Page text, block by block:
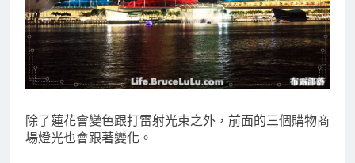
除了蓮花會變色跟打雷射光束之外，前面的三個購物商
場燈光也會跟著變化。